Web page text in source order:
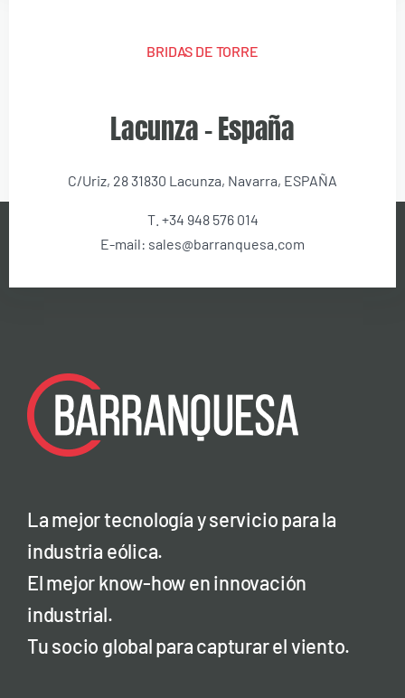
BRIDAS DE TORRE
Lacunza – España
C/Uriz, 28 31830 Lacunza, Navarra, ESPAÑA
T. +34 948 576 014
E-mail: sales@barranquesa.com
La mejor tecnología y servicio para la
industria eólica.
El mejor know-how en innovación
industrial.
Tu socio global para capturar el viento.